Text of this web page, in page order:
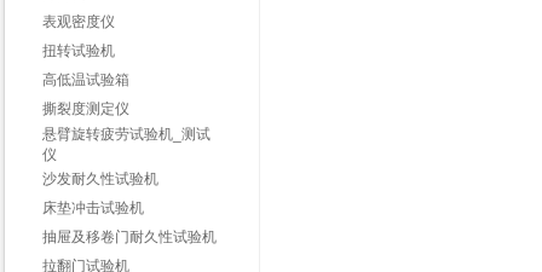
表观密度仪
扭转试验机
高低温试验箱
撕裂度测定仪
悬臂旋转疲劳试验机_测试
仪
沙发耐久性试验机
床垫冲击试验机
抽屉及移卷门耐久性试验机
拉翻门试验机